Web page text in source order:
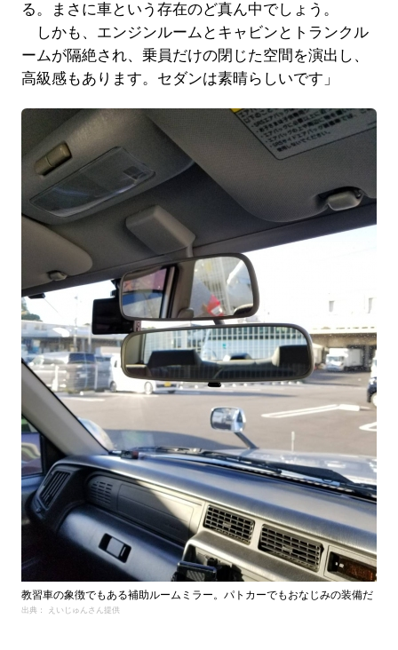
る。まさに車という存在のど真ん中でしょう。
しかも、エンジンルームとキャビンとトランクル
ームが隔絶され、乗員だけの閉じた空間を演出し、
高級感もあります。セダンは素晴らしいです」
教習車の象徴でもある補助ルームミラー。パトカーでもおなじみの装備だ
出典： えいじゅんさん提供